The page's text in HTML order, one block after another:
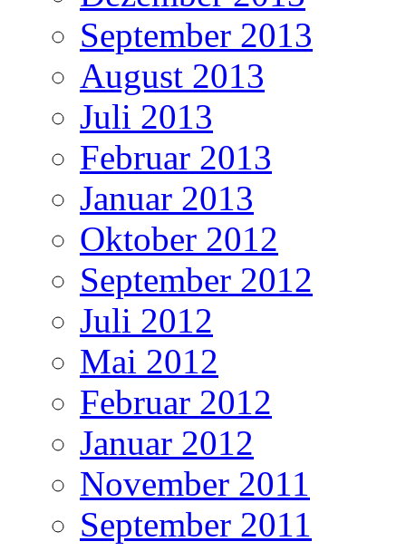
September 2013
August 2013
Juli 2013
Februar 2013
Januar 2013
Oktober 2012
September 2012
Juli 2012
Mai 2012
Februar 2012
Januar 2012
November 2011
September 2011